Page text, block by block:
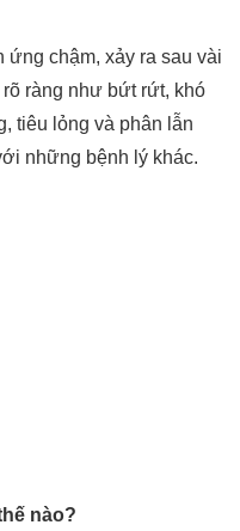
chậm, xảy ra sau vài
ràng như bứt rứt, khó
tiêu lỏng và phân lẫn
những bệnh lý khác.
nào?